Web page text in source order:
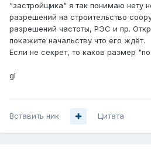
"застройщика" я так понимаю нету
разрешений на строительство
разрешений частоты, РЭС и пр.
покажите начальству что его ждёт.
Если не секрет, то каков размер
gl
Вставить ник Цитата